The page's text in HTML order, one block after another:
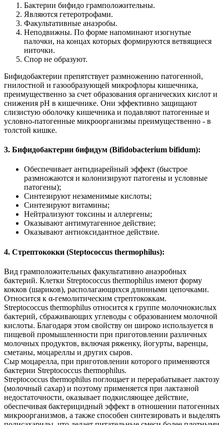
Бактерии бифидо грамположительны.
Являются гетеротрофами.
Факультативные анаэробы.
Неподвижны. По форме напоминают изогнутые
палочки, на концах которых формируются ветвящиеся
ниточки.
Спор не образуют.
Бифидобактерии препятствует размножению патогенной,
гнилостной и газообразующей микрофлоры кишечника,
преимущественно за счет образования органических кислот и
снижения рН в кишечнике. Они эффективно защищают
слизистую оболочку кишечника и подавляют патогенные и
условно-патогенные микроорганизмы преимущественно - в
толстой кишке.
3. Бифидобактерии бифидум (Bifidobacterium bifidum):
Обеспечивает антидиарейный эффект (быстрое
размножаются и колонизируют патогены и условные
патогены);
Синтезируют незаменимые кислоты;
Синтезируют витамины;
Нейтрализуют токсины и аллергены;
Оказывают антимутагенное действие;
Оказывают антиоксидантное действие.
4. Стрептококки (Steptococcus thermophilus):
Вид грамположительных факультативно анаэробных
бактерий. Клетки Streptococcus thermophilus имеют форму
кокков (шариков), располагающихся длинными цепочками.
Относится к α-гемолитическим стрептококкам.
Streptococcus thermophilus относится к группе молочнокислых
бактерий, сбраживающих углеводы с образованием молочной
кислоты. Благодаря этом свойству он широко используется в
пищевой промышленности при приготовлении различных
молочных продуктов, включая ряженку, йогурты, варенцы,
сметаны, моцареллы и других сыров.
Сыр моцарелла, при приготовлении которого применяются
бактерии Streptococcus thermophilus.
Streptococcus thermophilus поглощает и перерабатывает лактозу
(молочный сахар) и поэтому применяется при лактазной
недостаточности, оказывает подкисляющее действие,
обеспечивая бактерицидный эффект в отношении патогенных
микроорганизмов, а также способен синтезировать и выделять